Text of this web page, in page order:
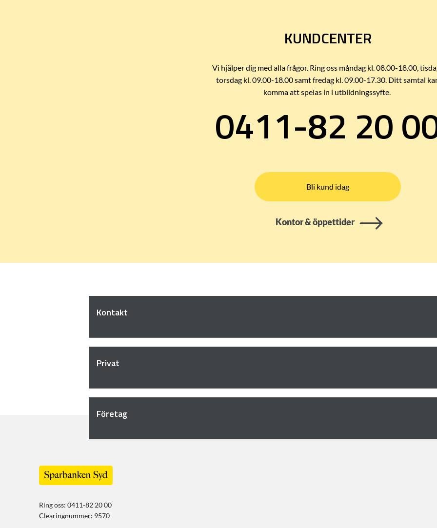
KUNDCENTER
Vi hjälper dig med alla frågor. Ring oss måndag kl. 08.00-18.00,
torsdag kl. 09.00-18.00 samt fredag kl. 09.00-17.30. Ditt samtal
komma att spelas in i utbildningssyfte.
0411-82 20
Bli kund idag
Kontor & öppettider
Kontakt
Privat
Företag
Ring oss: 0411-82 20 00
Clearingnummer: 9570